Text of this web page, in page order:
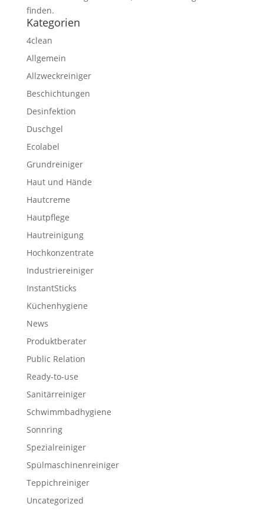
finden.
Kategorien
4clean
Allgemein
Allzweckreiniger
Beschichtungen
Desinfektion
Duschgel
Ecolabel
Grundreiniger
Haut und Hände
Hautcreme
Hautpflege
Hautreinigung
Hochkonzentrate
Industriereiniger
InstantSticks
Küchenhygiene
News
Produktberater
Public Relation
Ready-to-use
Sanitärreiniger
Schwimmbadhygiene
Sonnring
Spezialreiniger
Spülmaschinenreiniger
Teppichreiniger
Uncategorized